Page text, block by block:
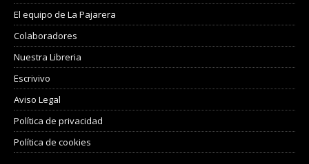
El equipo de La Pajarera
Colaboradores
Nuestra Libreria
Escrivivo
Aviso Legal
Política de privacidad
Política de cookies